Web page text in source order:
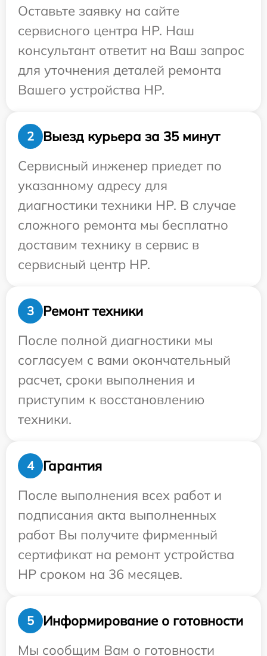
Оставьте заявку на сайте
сервисного центра HP. Наш
консультант ответит на Ваш запрос
для уточнения деталей ремонта
Вашего устройства HP.
2
Выезд курьера за 35 минут
Сервисный инженер приедет по
указанному адресу для
диагностики техники HP. В случае
сложного ремонта мы бесплатно
доставим технику в сервис в
сервисный центр HP.
3
Ремонт техники
После полной диагностики мы
согласуем с вами окончательный
расчет, сроки выполнения и
приступим к восстановлению
техники.
4
Гарантия
После выполнения всех работ и
подписания акта выполненных
работ Вы получите фирменный
сертификат на ремонт устройства
HP сроком на 36 месяцев.
5
Информирование о готовности
Мы сообщим Вам о готовности